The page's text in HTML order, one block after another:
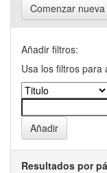
Comenzar
Añadir filtros:
Usa los filtros para
Resultados por